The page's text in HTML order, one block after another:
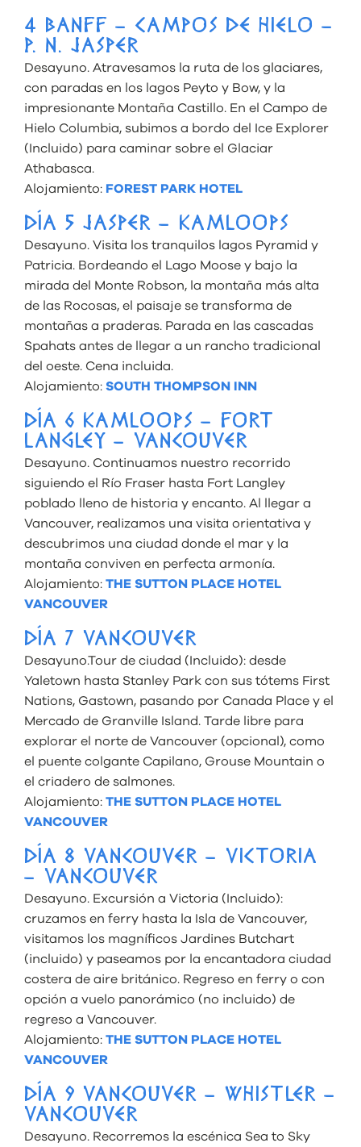
4 BANFF – CAMPOS DE HIELO –
P. N. JASPER
Desayuno. Atravesamos la ruta de los glaciares,
con paradas en los lagos Peyto y Bow, y la
impresionante Montaña Castillo. En el Campo de
Hielo Columbia, subimos a bordo del Ice Explorer
(Incluido) para caminar sobre el Glaciar
Athabasca.
Alojamiento: FOREST PARK HOTEL
DÍA 5 JASPER – KAMLOOPS
Desayuno. Visita los tranquilos lagos Pyramid y
Patricia. Bordeando el Lago Moose y bajo la
mirada del Monte Robson, la montaña más alta
de las Rocosas, el paisaje se transforma de
montañas a praderas. Parada en las cascadas
Spahats antes de llegar a un rancho tradicional
del oeste. Cena incluida.
Alojamiento: SOUTH THOMPSON INN
DÍA 6 KAMLOOPS – FORT
LANGLEY – VANCOUVER
Desayuno. Continuamos nuestro recorrido
siguiendo el Río Fraser hasta Fort Langley
poblado lleno de historia y encanto. Al llegar a
Vancouver, realizamos una visita orientativa y
descubrimos una ciudad donde el mar y la
montaña conviven en perfecta armonía.
Alojamiento: THE SUTTON PLACE HOTEL
VANCOUVER
DÍA 7 VANCOUVER
Desayuno.Tour de ciudad (Incluido): desde
Yaletown hasta Stanley Park con sus tótems First
Nations, Gastown, pasando por Canada Place y el
Mercado de Granville Island. Tarde libre para
explorar el norte de Vancouver (opcional), como
el puente colgante Capilano, Grouse Mountain o
el criadero de salmones.
Alojamiento: THE SUTTON PLACE HOTEL
VANCOUVER
DÍA 8 VANCOUVER – VICTORIA
– VANCOUVER
Desayuno. Excursión a Victoria (Incluido):
cruzamos en ferry hasta la Isla de Vancouver,
visitamos los magníficos Jardines Butchart
(incluido) y paseamos por la encantadora ciudad
costera de aire británico. Regreso en ferry o con
opción a vuelo panorámico (no incluido) de
regreso a Vancouver.
Alojamiento: THE SUTTON PLACE HOTEL
VANCOUVER
DÍA 9 VANCOUVER – WHISTLER –
VANCOUVER
Desayuno. Recorremos la escénica Sea to Sky